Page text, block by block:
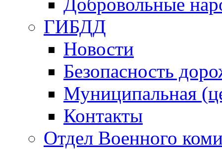
ГИБДД
Новости
Безопасность
Муниципальная
Контакты
Отдел Военного